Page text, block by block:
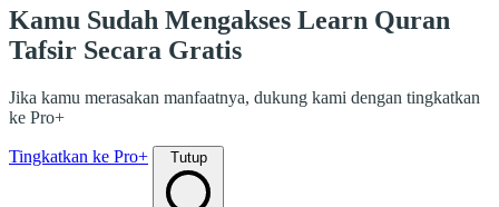
Kamu Sudah Mengakses Learn Quran
Tafsir Secara Gratis
Jika kamu merasakan manfaatnya, dukung kami dengan tingkatkan
ke Pro+
Tingkatkan ke Pro+ Tutup